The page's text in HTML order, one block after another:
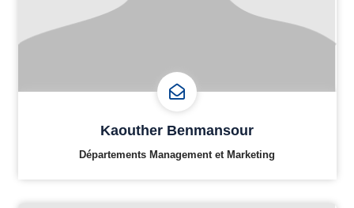
Kaouther Benmansour
Départements Management et Marketing